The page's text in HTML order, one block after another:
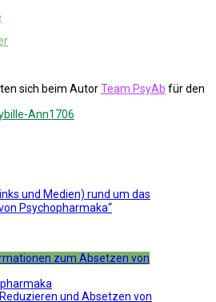
sich beim AutorTeam PsyAb für den
Ann1706
und Medien) rund um das
Psychopharmaka“
zum Absetzen von
und Absetzen von